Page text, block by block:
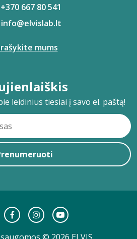
+370 667 80 541
info@elvislab.lt
mums
leidinius tiesiai į savo el. paštą!